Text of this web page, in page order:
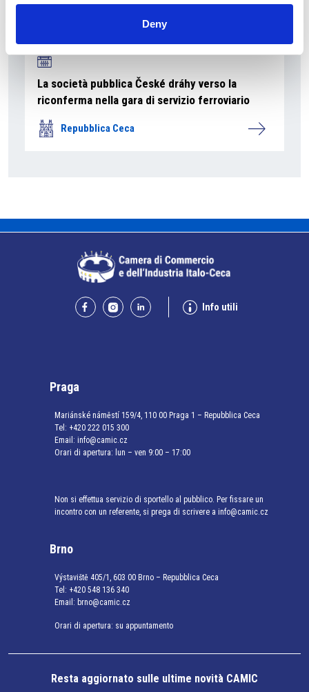
Deny
La società pubblica České dráhy verso la
riconferma nella gara di servizio ferroviario
Repubblica Ceca
Info utili
Praga
Mariánské náměstí 159/4, 110 00 Praga 1 – Repubblica Ceca
Tel: +420 222 015 300
Email: info@camic.cz
Orari di apertura: lun – ven 9:00 – 17:00
Non si effettua servizio di sportello al pubblico. Per fissare un
incontro con un referente, si prega di scrivere a info@camic.cz
Brno
Výstaviště 405/1, 603 00 Brno – Repubblica Ceca
Tel: +420 548 136 340
Email: brno@camic.cz
Orari di apertura: su appuntamento
Resta aggiornato sulle ultime novità CAMIC